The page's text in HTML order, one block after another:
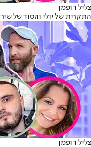
צליל הופמן
התקרית של יולי והסוד של שיר
צליל הופמן